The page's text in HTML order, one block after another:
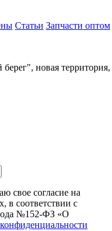
Статьи Запчасти оптом
новая территория,
свое согласие на
в соответствии с
№152-ФЗ «О